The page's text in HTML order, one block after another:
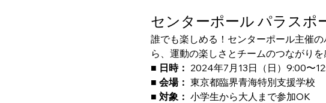
センターポール パラスポ
誰でも楽しめる！センターポール主催
ら、運動の楽しさとチームのつながり
■ 日時： 2024年7月13日（日）9:00〜
■ 会場： 東京都臨界青海特別支援学校
■ 対象： 小学生から大人まで参加OK